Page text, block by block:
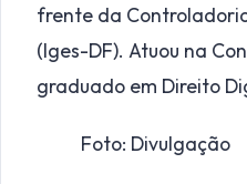
frente da
(Iges-DF). Atuou na
graduado em Direito
Foto: Divulgação